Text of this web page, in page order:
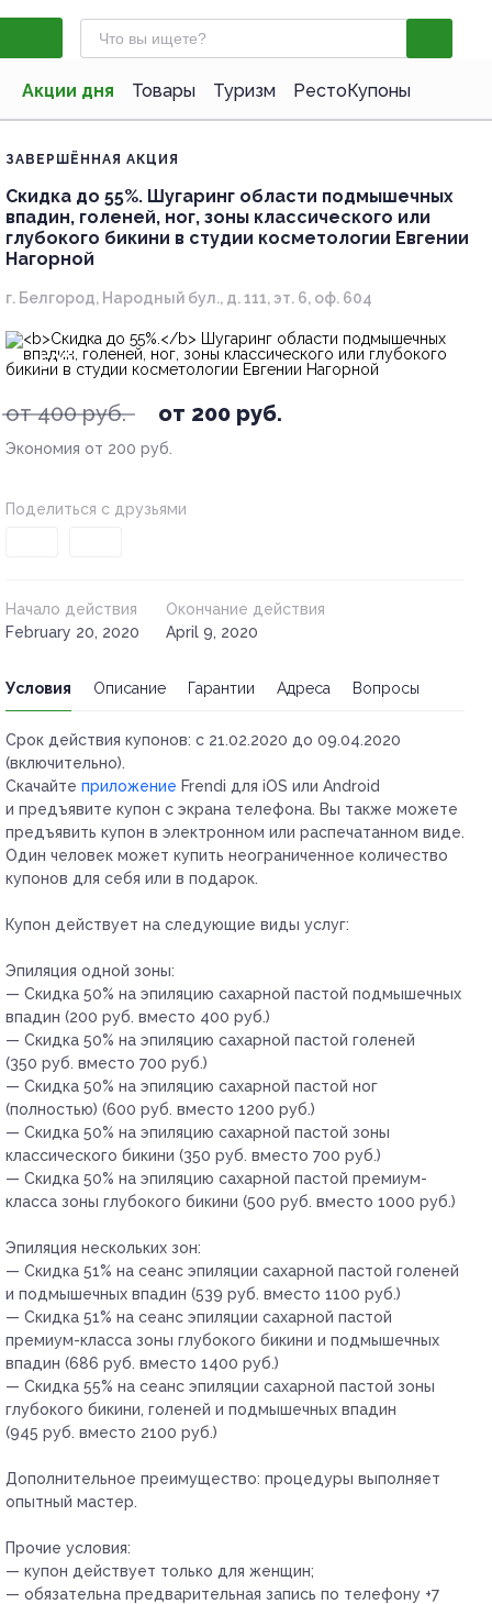
Акции дня Товары Туризм РестоКупоны
ЗАВЕРШЁННАЯ АКЦИЯ
Скидка до 55%. Шугаринг области подмышечных
впадин, голеней, ног, зоны классического или
глубокого бикини в студии косметологии Евгении
Нагорной
г. Белгород, Народный бул., д. 111, эт. 6, оф. 604
- 50%
от 400 руб. от 200 руб.
Экономия от 200 руб.
Поделиться с друзьями
Начало действия
February 20, 2020
Окончание действия
April 9, 2020
Условия Описание Гарантии Адреса Вопросы
Срок действия купонов: с 21.02.2020 до 09.04.2020
(включительно).
Скачайте приложение Frendi для iOS или Android
и предъявите купон с экрана телефона. Вы также можете
предъявить купон в электронном или распечатанном виде.
Один человек может купить неограниченное количество
купонов для себя или в подарок.
Купон действует на следующие виды услуг:
Эпиляция одной зоны:
— Скидка 50% на эпиляцию сахарной пастой подмышечных
впадин (200 руб. вместо 400 руб.)
— Скидка 50% на эпиляцию сахарной пастой голеней
(350 руб. вместо 700 руб.)
— Скидка 50% на эпиляцию сахарной пастой ног
(полностью) (600 руб. вместо 1200 руб.)
— Скидка 50% на эпиляцию сахарной пастой зоны
классического бикини (350 руб. вместо 700 руб.)
— Скидка 50% на эпиляцию сахарной пастой премиум-
класса зоны глубокого бикини (500 руб. вместо 1000 руб.)
Эпиляция нескольких зон:
— Скидка 51% на сеанс эпиляции сахарной пастой голеней
и подмышечных впадин (539 руб. вместо 1100 руб.)
— Скидка 51% на сеанс эпиляции сахарной пастой
премиум-класса зоны глубокого бикини и подмышечных
впадин (686 руб. вместо 1400 руб.)
— Скидка 55% на сеанс эпиляции сахарной пастой зоны
глубокого бикини, голеней и подмышечных впадин
(945 руб. вместо 2100 руб.)
Дополнительное преимущество: процедуры выполняет
опытный мастер.
Прочие условия:
— купон действует только для женщин;
— обязательна предварительная запись по телефону +7